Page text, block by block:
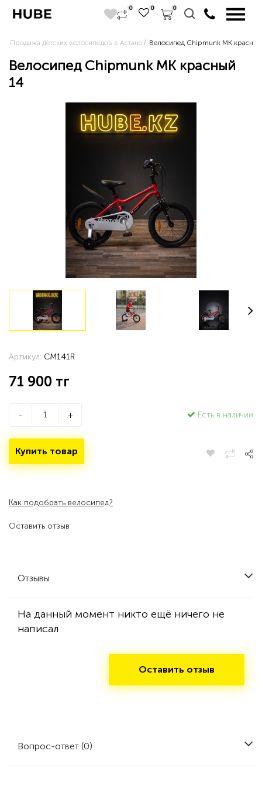
0 0 0
Продажа детских велосипедов в Астане Велосипед Chipmunk MK
Велосипед Chipmunk MK красный
14
Оставить отзыв
Артикул: CM141R
71 900 тг
- + Есть в наличии
Купить товар
Как подобрать велосипед?
Отзывы
На данный момент никто ещё ничего не
написал
Оставить отзыв
Вопрос-ответ (0)